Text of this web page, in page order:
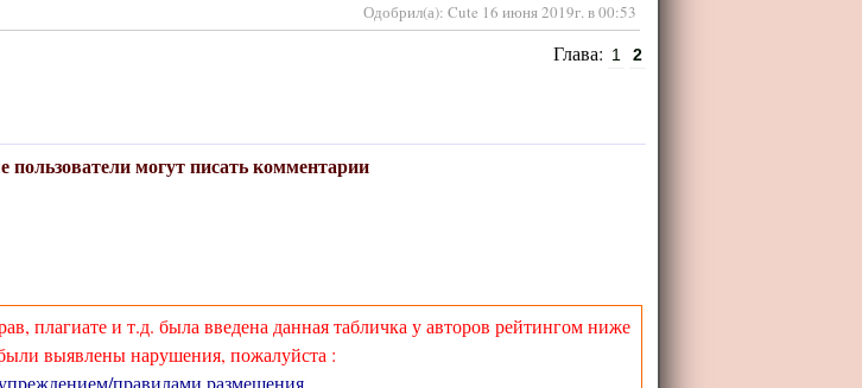
Одобрил(а): Cute 16 июня 2019г. в 00:53
Глава: 1 2
пользователи могут писать комментарии
плагиате и т.д. была введена данная табличка у авторов рейтингом ниже
выявлены нарушения, пожалуйста :